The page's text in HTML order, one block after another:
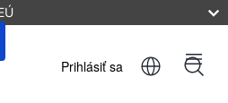
Prihlásiť sa Menu